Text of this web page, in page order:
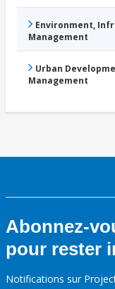
Environment,
Management
Urban
Management
Abonnez-
pour rester
Notifications sur